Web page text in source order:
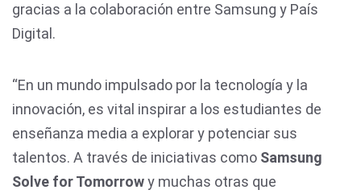
gracias a la colaboración entre Samsung y País
Digital.
“En un mundo impulsado por la tecnología y la
innovación, es vital inspirar a los estudiantes de
enseñanza media a explorar y potenciar sus
talentos. A través de iniciativas como Samsung
Solve for Tomorrowy muchas otras que